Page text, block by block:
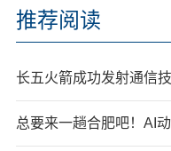
推荐阅读
长五火箭成功发射通信
总要来一趟合肥吧！AI